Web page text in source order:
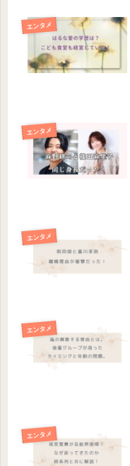
エンタメ
エンタメ
エンタメ
エンタメ
エンタメ